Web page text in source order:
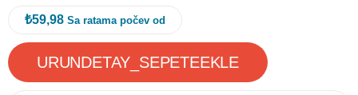
₺59,98 Sa ratama počev od